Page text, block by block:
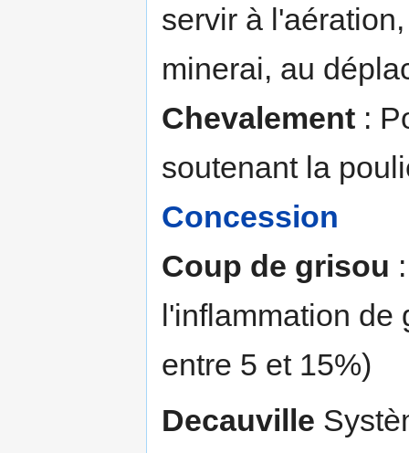
servir à
minerai, au
Chevalement :
soutenant la
Concession
Coup de grisou
l'inflammation de
entre 5 et 15%)
Decauville